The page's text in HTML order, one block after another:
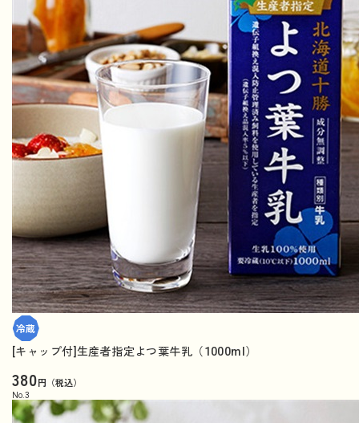
[キャップ付]生産者指定よつ葉牛乳（1000ml）
380円（税込）
No. 3